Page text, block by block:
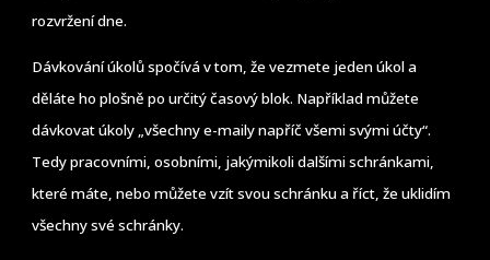
rozvržení dne.
Dávkování úkolů spočívá v tom, že vezmete jeden úkol a
děláte ho plošně po určitý časový blok. Například můžete
dávkovat úkoly „všechny e-maily napříč všemi svými účty“.
Tedy pracovními, osobními, jakýmikoli dalšími schránkami,
které máte, nebo můžete vzít svou schránku a říct, že uklidím
všechny své schránky.